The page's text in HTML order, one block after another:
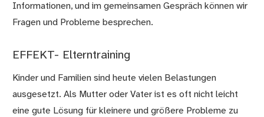
Informationen, und im gemeinsamen Gespräch können wir
Fragen und Probleme besprechen.
EFFEKT- Elterntraining
Kinder und Familien sind heute vielen Belastungen
ausgesetzt. Als Mutter oder Vater ist es oft nicht leicht
eine gute Lösung für kleinere und größere Probleme zu